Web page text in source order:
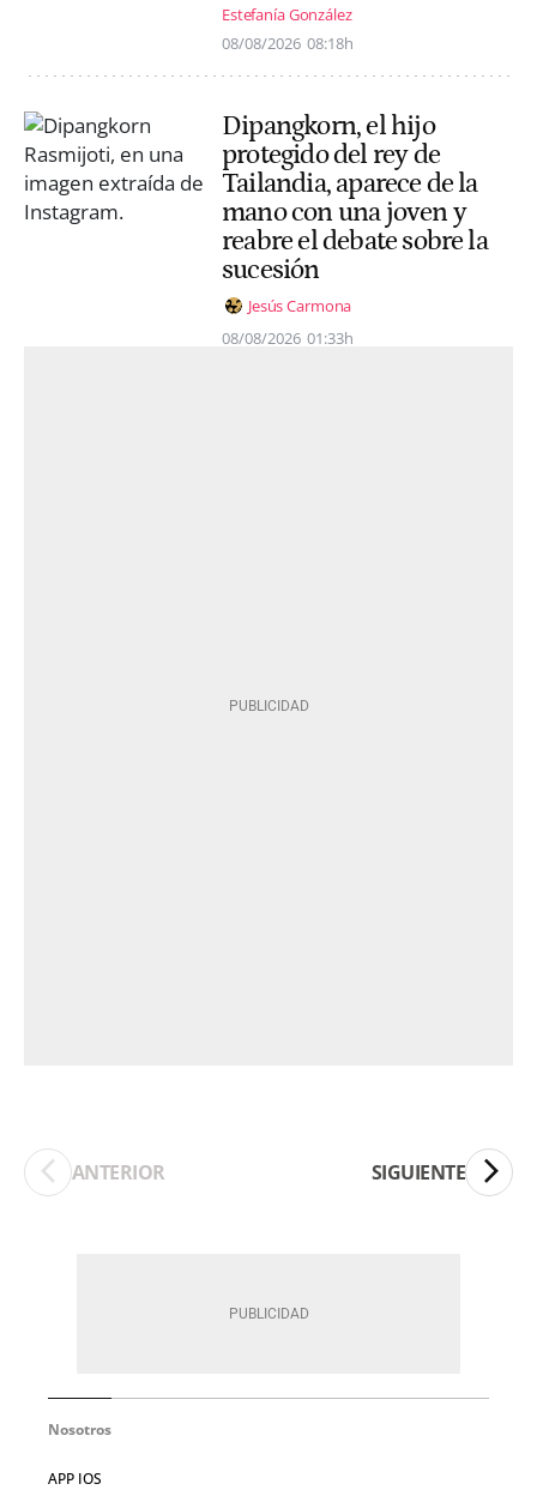
Estefanía González
08/08/2026 08:18h
Dipangkorn, el hijo
protegido del rey de
Tailandia, aparece de la
mano con una joven y
reabre el debate sobre la
sucesión
Jesús Carmona
08/08/2026 01:33h
ANTERIOR SIGUIENTE
Nosotros
APP IOS